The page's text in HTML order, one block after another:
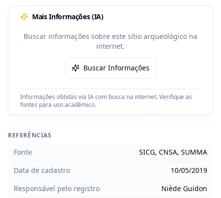
Mais Informações (IA)
Buscar informações sobre este sítio arqueológico na
internet.
Buscar Informações
Informações obtidas via IA com busca na internet. Verifique as
fontes para uso acadêmico.
REFERÊNCIAS
Fonte
SICG, CNSA, SUMMA
Data de cadastro
10/05/2019
Responsável pelo registro
Niède Guidon